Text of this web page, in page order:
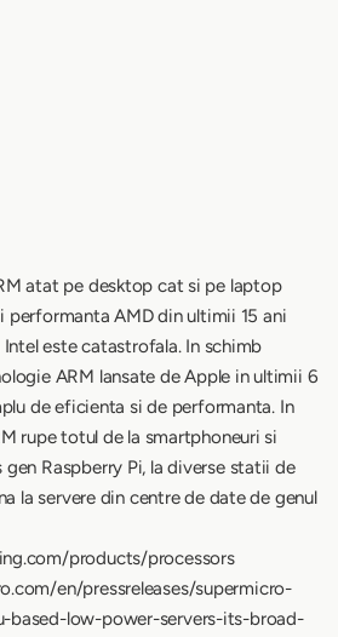
atat pe desktop cat si pe laptop
performanta AMD din ultimii 15 ani
este catastrofala. In schimb
ARM lansate de Apple in ultimii 6
de eficienta si de performanta. In
rupe totul de la smartphoneuri si
Raspberry Pi, la diverse statii de
la servere din centre de date de genul
products/processors
en/pressreleases/supermicro-
based-low-power-servers-its-broad-